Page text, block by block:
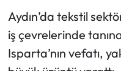
Aydın’da tekstil
iş çevrelerinde
Isparta’nın vefatı,